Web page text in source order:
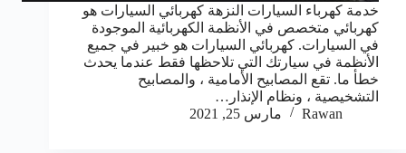
خدمة كهرباء السيارات النزهة كهربائي السيارات هو
كهربائي متخصص في الأنظمة الكهربائية الموجودة
في السيارات. كهربائي السيارات هو خبير في جميع
الأنظمة في سيارتك التي تلاحظها فقط عندما يحدث
خطأ ما. تقع المصابيح الأمامية ، والمصابيح
التشخيصية ، ونظام الإنذار…
Rawan
مارس 25, 2021